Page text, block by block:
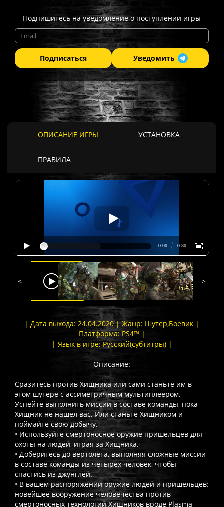
Подпишитесь на уведомление о поступлении игры
Подписаться Уведомить
ОПИСАНИЕ ИГРЫ УСТАНОВКА
ПРАВИЛА
< >
| Дата выхода: 24.04.2020 | Жанр: Шутер,Боевик |
Платформа: PS4™ |
| Язык в игре: Русский(субтитры) |
Описание:
Сразитесь против Хищника или сами станьте им в
этом шутере с ассиметричным мультиплеером.
Успейте выполнить миссии в составе команды, пока
Хищник не нашел вас. Или станьте Хищником и
поймайте свою добычу.
• Используйте смертоносное оружие пришельцев для
охоты на людей, играя за Хищника.
• Доберитесь до вертолета, выполняя сложные миссии
в составе команды из четырех человек, чтобы
спастись из джунглей.
• В вашем распоряжении оружие людей и пришельцев:
новейшее вооружение человечества против
смертоносных технологий Хищников вроде Plasma